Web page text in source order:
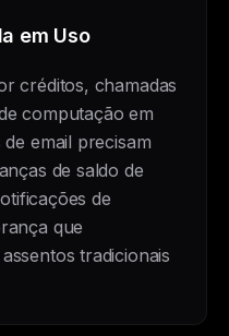
em Uso
créditos, chamadas
computação em
email precisam
de saldo de
de
que
tradicionais